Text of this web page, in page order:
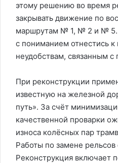
этому решению во время
закрывать движение по
маршрутам № 1, № 2 и № 5.
с пониманием отнестись
неудобствам, связанным с
При реконструкции
известную на железной
путь». За счёт
качественной проварки
износа колёсных пар
Работы по замене рельсов
Реконструкция включает